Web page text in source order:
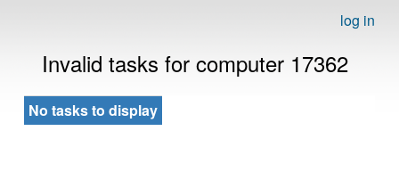
log in
Invalid tasks for computer 17362
No tasks to display